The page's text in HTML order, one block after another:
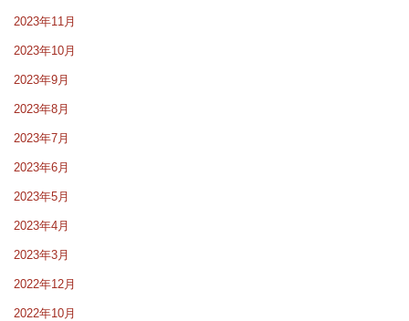
2023年11月
2023年10月
2023年9月
2023年8月
2023年7月
2023年6月
2023年5月
2023年4月
2023年3月
2022年12月
2022年10月